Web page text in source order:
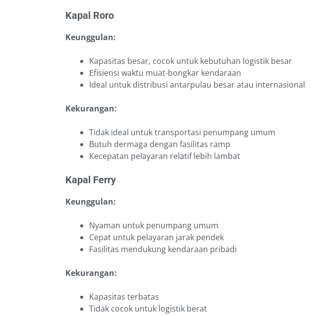
Kapal Roro
Keunggulan:
Kapasitas besar, cocok untuk kebutuhan logistik besar
Efisiensi waktu muat-bongkar kendaraan
Ideal untuk distribusi antarpulau besar atau internasional
Kekurangan:
Tidak ideal untuk transportasi penumpang umum
Butuh dermaga dengan fasilitas ramp
Kecepatan pelayaran relatif lebih lambat
Kapal Ferry
Keunggulan:
Nyaman untuk penumpang umum
Cepat untuk pelayaran jarak pendek
Fasilitas mendukung kendaraan pribadi
Kekurangan:
Kapasitas terbatas
Tidak cocok untuk logistik berat